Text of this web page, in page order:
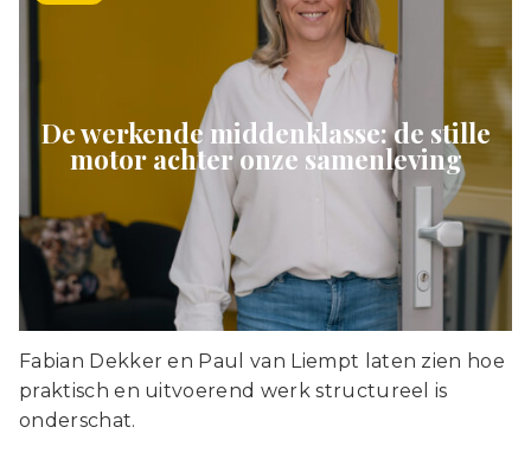
De werkende middenklasse: de stille
motor achter onze samenleving
Fabian Dekker en Paul van Liempt laten zien hoe
praktisch en uitvoerend werk structureel is
onderschat.